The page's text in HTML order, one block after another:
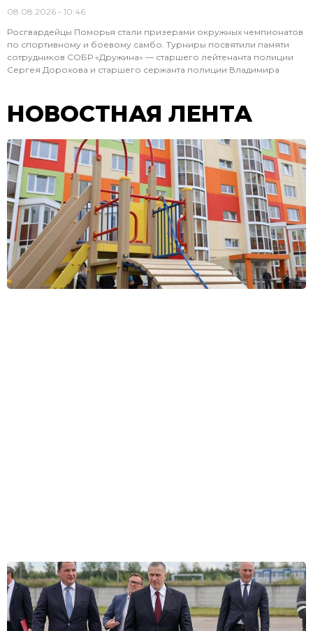
08.08.2026
10:46
Росгвардейцы Поморья стали призерами окружных чемпионатов
по спортивному и боевому самбо. Турниры посвятили памяти
сотрудников СОБР «Дружина» — старшего лейтенанта полиции
Сергея Дорохова и старшего сержанта полиции Владимира
НОВОСТНАЯ ЛЕНТА